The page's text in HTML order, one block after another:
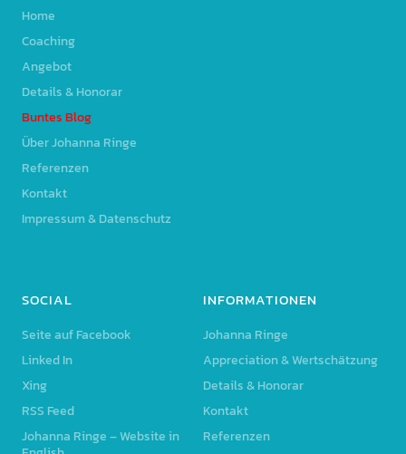
Home
Coaching
Angebot
Details & Honorar
Buntes Blog
Über Johanna Ringe
Referenzen
Kontakt
Impressum & Datenschutz
SOCIAL
Seite auf Facebook
Linked In
Xing
RSS Feed
Johanna Ringe – Website in
INFORMATIONEN
Johanna Ringe
Appreciation & Wertschätzung
Details & Honorar
Kontakt
Referenzen